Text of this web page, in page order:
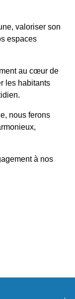
valoriser son
espaces
au cœur de
les habitants
nous ferons
à nos